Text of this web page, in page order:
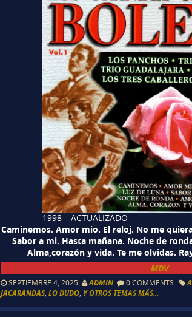
1998 – ACTUALIZADO –
Caminemos. Amor mio. El reloj. No me
Sabor a mi. Hasta mañana. Noche de
Alma,corazón y vida. Te me olvidas.
MDV
SEPTIEMBRE 4, 2025 ADMIN 0 COMMENTS
JACARANDAS,LO DUDO, Y OTROS TEMAS MÁS...